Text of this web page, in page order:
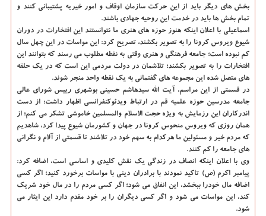
بخش های دیگر باید از این حرکت سازمان اوقاف و امور خیریه پشتیبانی کنند و
تمام بخش ها باید در خدمت این روحیه جهادی باشند.
اسماعیلی با اعلان اینکه هنوز حوزه های هنری ما نتوانستند این افتخارات در دوران
شیوع ویروس کرونا را به تصویر بکشند، تصریح کرد: این مواسات در این چهل سال
کم نبوده است؛ جامعه فرهنگی و هنری وقتی به نقطه مطلوب می رسند که بتوانند این
افتخارات را به تصویر بکشند؛ تلاشمان در دولت مردمی این است که در یک حلقه
های متصل شده این مجموعه های گفتمانی به یک نقطه واحد منجر شوند.
در قسمتی از این مراسم، آیت الله سیدهاشم حسینی بوشهری رییس شورای عالی
جامعه مدرسین حوزه علمیه قم در ارتباط ویدئوکنفرانسی اظهار داشت: از دست
اندرکاران این رزمایش به ویژه حجت الاسلام والمسلمین خاموشی تشکر می کنم؛ از
همان روزی که ویروس منحوس کرونا در جهان و کشورمان شیوع پیدا کرد، شاهدیم
که مردم خیر و مسئولین ما هرکدام به سهم خود در تلاشند تا قسمتی از آلام و نگرانی
های جامعه را کم کنند.
وی با اعلان اینکه انصاف در زندگی یک نقش کلیدی و اساسی است، اضافه کرد:
پیامبر اکرم (ص) تاکید نمودند با برادران دینی با مواسات برخورد کنید؛ اگر کسی
اضافه مال خودرا ببخشد، این انفاق می شود؛ اگر کسی مردم را در مال خود شریک
کند، این مواسات می شود و اگر کسی دیگران را بر خود مقدم دارد این ایثار می
شود.